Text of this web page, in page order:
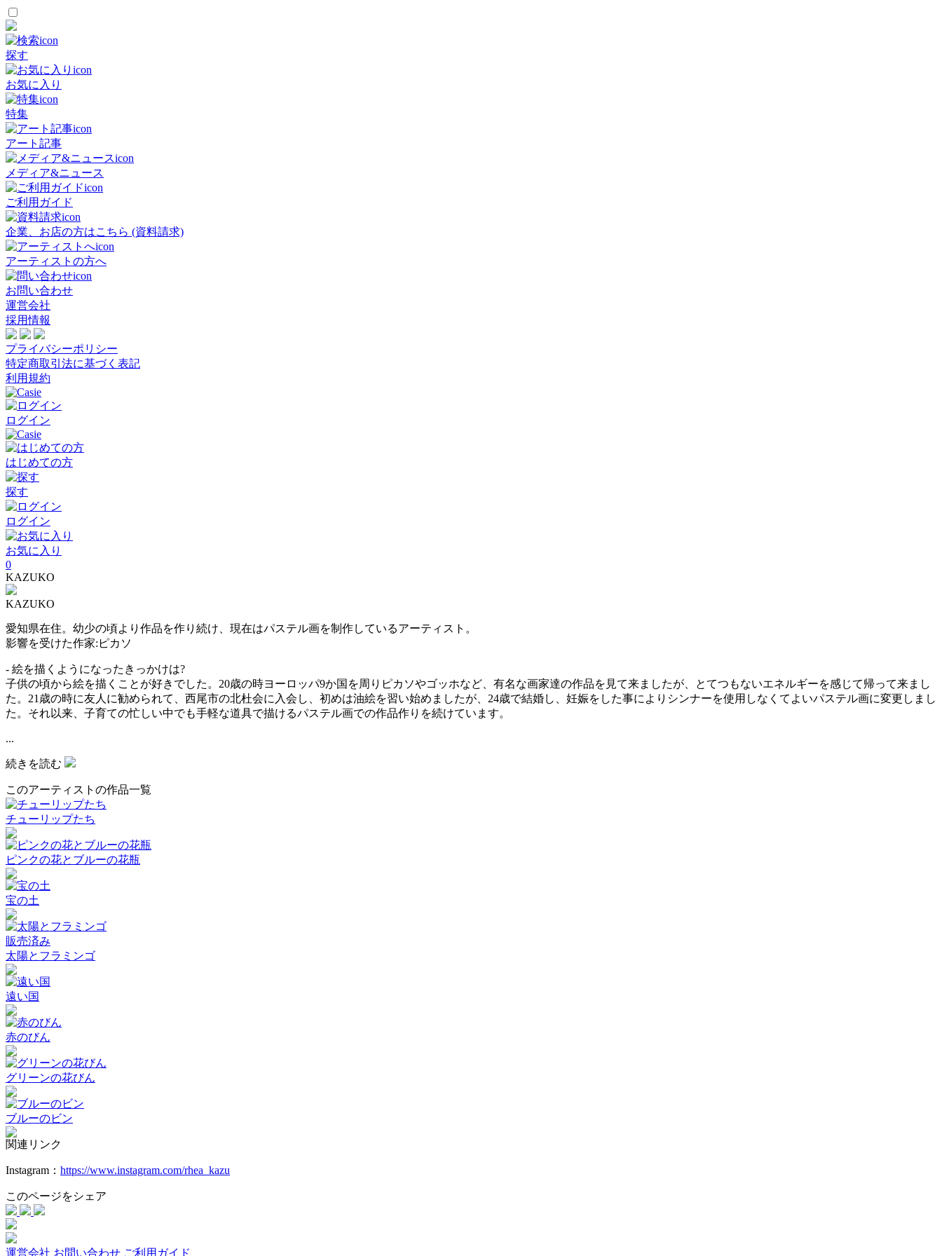
探す
お気に入り
特集
アート記事
メディア&ニュース
ご利用ガイド
企業、お店の方はこちら (資料請求)
アーティストの方へ
お問い合わせ
運営会社
採用情報
プライバシーポリシー
特定商取引法に基づく表記
利用規約
ログイン
はじめての方
探す
ログイン
お気に入り
0
KAZUKO
KAZUKO
愛知県在住。幼少の頃より作品を作り続け、現在はパステル画を制作しているアーティスト。
影響を受けた作家:ピカソ
- 絵を描くようになったきっかけは?
子供の頃から絵を描くことが好きでした。20歳の時ヨーロッパ9か国を周りピカソやゴッホなど、有名な画家達の作品を見て来ましたが、とてつもないエネルギーを感じて帰って来まし
た。21歳の時に友人に勧められて、西尾市の北杜会に入会し、初めは油絵を習い始めましたが、24歳で結婚し、妊娠をした事によりシンナーを使用しなくてよいパステル画に変更しまし
た。それ以来、子育ての忙しい中でも手軽な道具で描けるパステル画での作品作りを続けています。
...
続きを読む
このアーティストの作品一覧
チューリップたち
ピンクの花とブルーの花瓶
宝の土
販売済み
太陽とフラミンゴ
遠い国
赤のびん
グリーンの花びん
ブルーのビン
関連リンク
Instagram： https://www.instagram.com/rhea_kazu
このページをシェア
運営会社 お問い合わせ ご利用ガイド